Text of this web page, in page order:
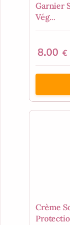
Garnier
Vég...
8.00 €
Crème